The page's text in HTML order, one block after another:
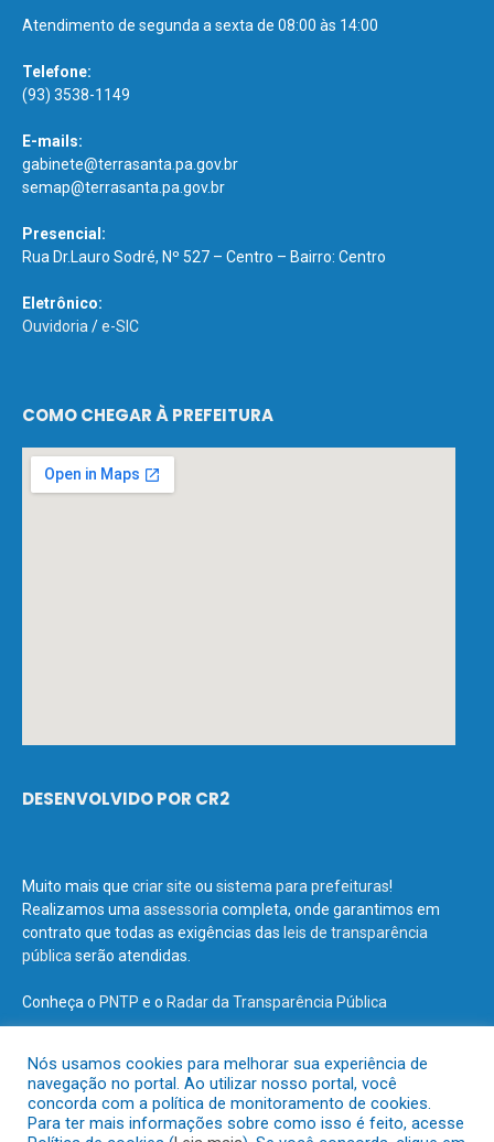
Atendimento de segunda a sexta de 08:00 às 14:00
Telefone:
(93) 3538-1149
E-mails:
gabinete@terrasanta.pa.gov.br
semap@terrasanta.pa.gov.br
Presencial:
Rua Dr.Lauro Sodré, Nº 527 – Centro – Bairro: Centro
Eletrônico:
Ouvidoria /e-SIC
COMO CHEGAR À PREFEITURA
DESENVOLVIDO POR CR2
Muito mais que criar site ou sistema para prefeituras!
Realizamos uma assessoria completa, onde garantimos em
contrato que todas as exigências das leis de transparência
pública serão atendidas.
Conheça o PNTP e o Radar da Transparência Pública
Todos os direitos reservados a Prefeitura Municipal de Terra Santa.
Nós usamos cookies para melhorar sua experiência de
navegação no portal. Ao utilizar nosso portal, você
concorda com a política de monitoramento de cookies.
Para ter mais informações sobre como isso é feito, acesse